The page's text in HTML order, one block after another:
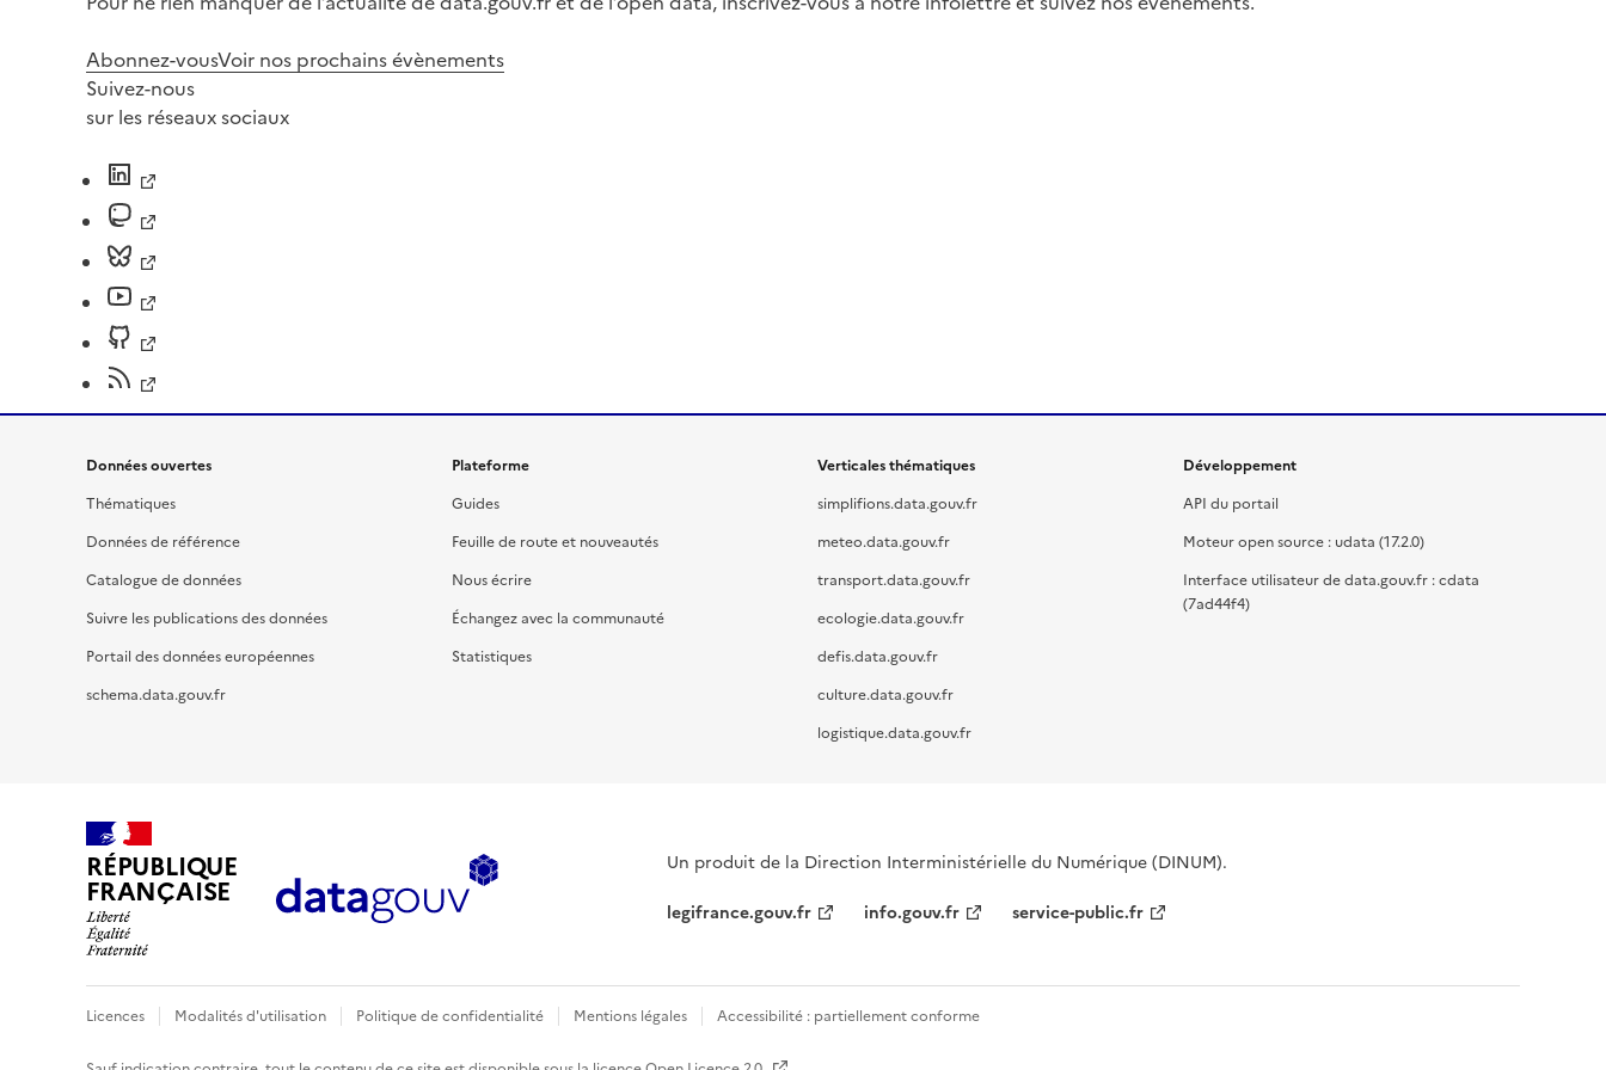
Abonnez-vousVoir nos prochains évènements
Suivez-nous
sur les réseaux sociaux
Données ouvertes
Thématiques
Données de référence
Catalogue de données
Suivre les publications des données
Portail des données européennes
schema.data.gouv.fr
Plateforme
Guides
Feuille de route et nouveautés
Nous écrire
Échangez avec la communauté
Statistiques
Verticales thématiques
simplifions.data.gouv.fr
meteo.data.gouv.fr
transport.data.gouv.fr
ecologie.data.gouv.fr
defis.data.gouv.fr
culture.data.gouv.fr
logistique.data.gouv.fr
Développement
API du portail
Moteur open source : udata (17.2.0)
Interface utilisateur de data.gouv.fr : cdata
(7ad44f4)
RÉPUBLIQUE
FRANÇAISE
Un produit de la Direction Interministérielle du Numérique (DINUM).
legifrance.gouv.fr
info.gouv.fr service-public.fr
Licences Modalités d'utilisation Politique de confidentialité Mentions légales Accessibilité : partiellement conforme